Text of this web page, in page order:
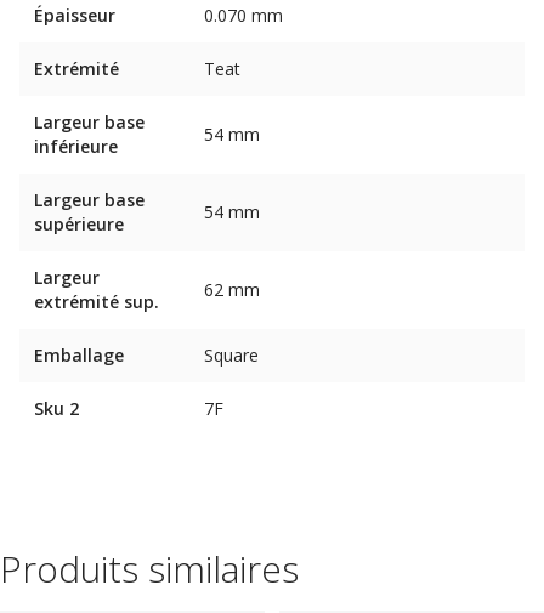
Épaisseur
0.070 mm
Extrémité Teat
Largeur base
inférieure
54 mm
Largeur base
supérieure
54 mm
Largeur
extrémité sup.
62 mm
Emballage Square
Sku 2 7F
Produits similaires